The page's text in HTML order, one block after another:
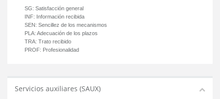
SG: Satisfacción general
INF: Información recibida
SEN: Sencillez de los mecanismos
PLA: Adecuación de los plazos
TRA: Trato recibido
PROF: Profesionalidad
Servicios auxiliares (SAUX)